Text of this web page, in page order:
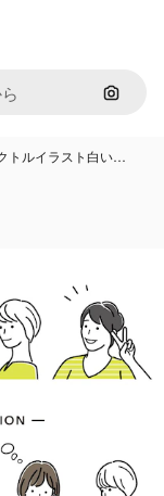
画像で
トルイラスト白い…